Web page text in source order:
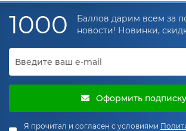
1000
Баллов дарим всем за
новости! Новинки,
Оформить подписку
Я прочитал и согласен с условиями